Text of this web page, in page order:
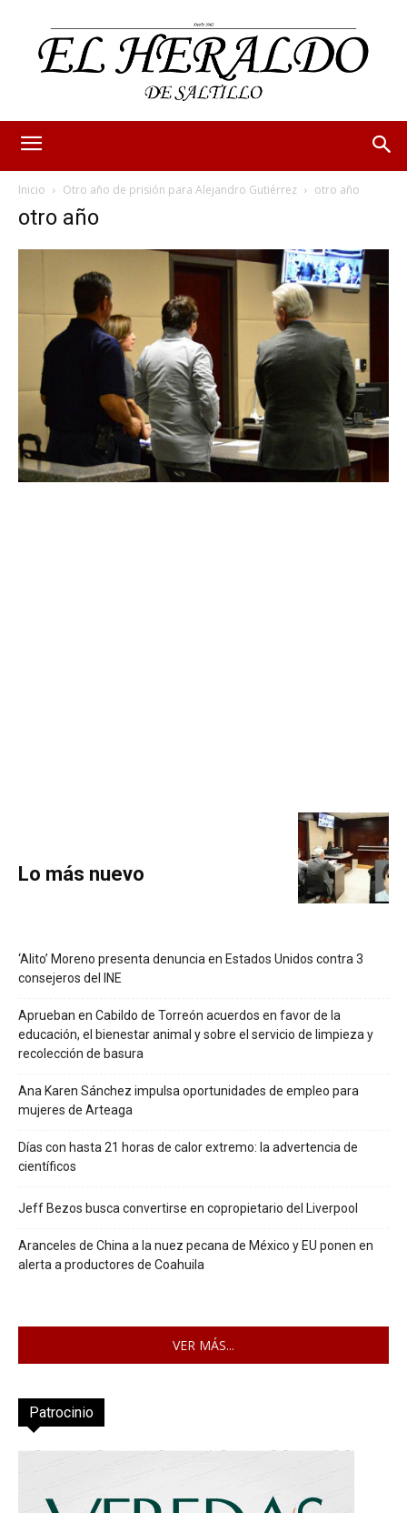
Inicio Otro año de prisión para Alejandro Gutiérrez otro año
otro año
Lo más nuevo
‘Alito’ Moreno presenta denuncia en Estados Unidos contra 3
consejeros del INE
Aprueban en Cabildo de Torreón acuerdos en favor de la
educación, el bienestar animal y sobre el servicio de limpieza y
recolección de basura
Ana Karen Sánchez impulsa oportunidades de empleo para
mujeres de Arteaga
Días con hasta 21 horas de calor extremo: la advertencia de
científicos
Jeff Bezos busca convertirse en copropietario del Liverpool
Aranceles de China a la nuez pecana de México y EU ponen en
alerta a productores de Coahuila
VER MÁS...
Patrocinio